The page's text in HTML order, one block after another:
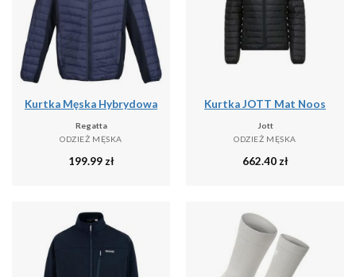
Kurtka Męska Hybrydowa
Regatta
ODZIEŻ MĘSKA
199.99 zł
Kurtka JOTT Mat Noos
Jott
ODZIEŻ MĘSKA
662.40 zł